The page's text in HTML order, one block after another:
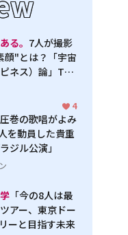
る。 7人が撮影
顔"とは？「宇宙
ネス）論」THE
4
巻の歌唱がよみ
を動員した貴重
ジル公演」
「今の8人は最
アー、東京ドー
ーと目指す未来